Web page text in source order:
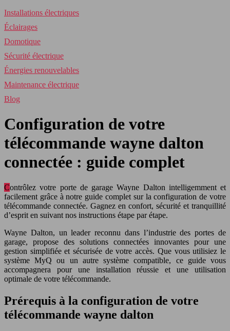
Installations électriques
Éclairages
Domotique
Sécurité électrique
Énergies renouvelables
Maintenance électrique
Blog
Configuration de votre
télécommande wayne dalton
connectée : guide complet
Contrôlez votre porte de garage Wayne Dalton intelligemment et
facilement grâce à notre guide complet sur la configuration de votre
télécommande connectée. Gagnez en confort, sécurité et tranquillité
d’esprit en suivant nos instructions étape par étape.
Wayne Dalton, un leader reconnu dans l’industrie des portes de
garage, propose des solutions connectées innovantes pour une
gestion simplifiée et sécurisée de votre accès. Que vous utilisiez le
système MyQ ou un autre système compatible, ce guide vous
accompagnera pour une installation réussie et une utilisation
optimale de votre télécommande.
Prérequis à la configuration de votre
télécommande wayne dalton